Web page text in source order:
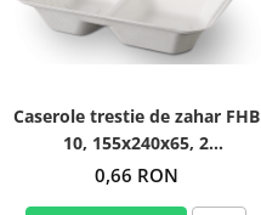
Caserole trestie de zahar FHB
10, 155x240x65, 2
compartimente, 50 buc/set
0,66 RON